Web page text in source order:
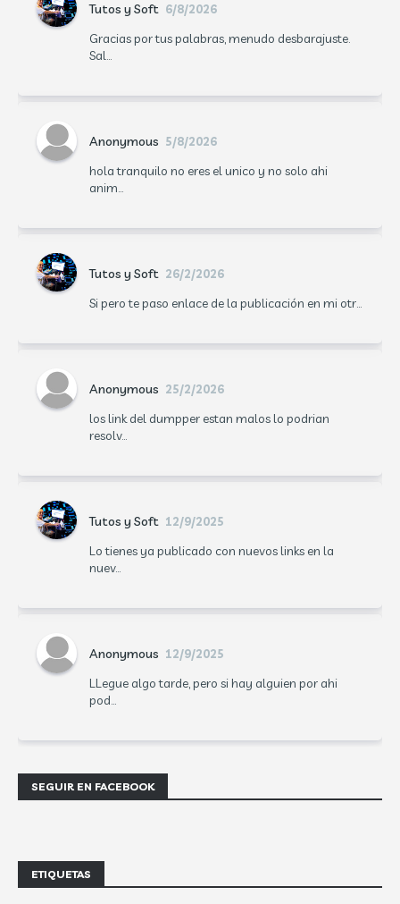
Tutos y Soft 6/8/2026
Gracias por tus palabras, menudo desbarajuste.
Sal...
Anonymous 5/8/2026
hola tranquilo no eres el unico y no solo ahi
anim...
Tutos y Soft 26/2/2026
Si pero te paso enlace de la publicación en mi otr...
Anonymous 25/2/2026
los link del dumpper estan malos lo podrian
resolv...
Tutos y Soft 12/9/2025
Lo tienes ya publicado con nuevos links en la
nuev...
Anonymous 12/9/2025
LLegue algo tarde, pero si hay alguien por ahi
pod...
SEGUIR EN FACEBOOK
ETIQUETAS